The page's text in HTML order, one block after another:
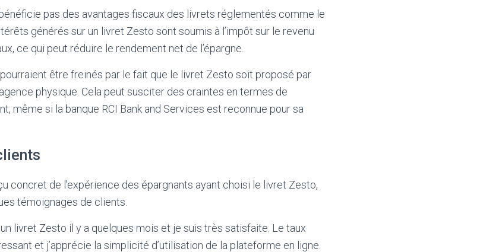
pas des avantages fiscaux des livrets réglementés comme le
générés sur un livret Zesto sont soumis à l’impôt sur le revenu
ce qui peut réduire le rendement net de l’épargne.
être freinés par le fait que le livret Zesto soit proposé par
physique. Cela peut susciter des craintes en termes de
même si la banque RCI Bank and Services est reconnue pour sa
concret de l’expérience des épargnants ayant choisi le livret Zesto,
témoignages de clients.
un livret Zesto il y a quelques mois et je suis très satisfaite. Le taux
et j’apprécie la simplicité d’utilisation de la plateforme en ligne.